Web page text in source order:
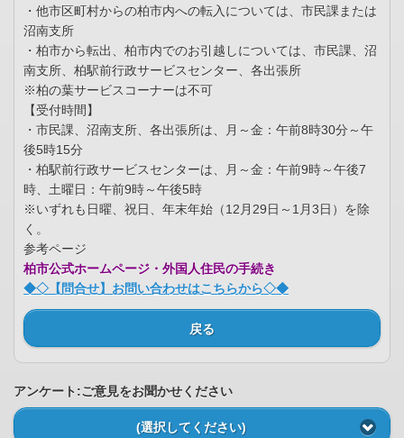
・他市区町村からの柏市内への転入については、市民課または
沼南支所
・柏市から転出、柏市内でのお引越しについては、市民課、沼
南支所、柏駅前行政サービスセンター、各出張所
※柏の葉サービスコーナーは不可
【受付時間】
・市民課、沼南支所、各出張所は、月～金：午前8時30分～午
後5時15分
・柏駅前行政サービスセンターは、月～金：午前9時～午後7
時、土曜日：午前9時～午後5時
※いずれも日曜、祝日、年末年始（12月29日～1月3日）を除
く。
参考ページ
柏市公式ホームページ・外国人住民の手続き
◆◇【問合せ】お問い合わせはこちらから◇◆
戻る
アンケート:ご意見をお聞かせください
(選択してください)